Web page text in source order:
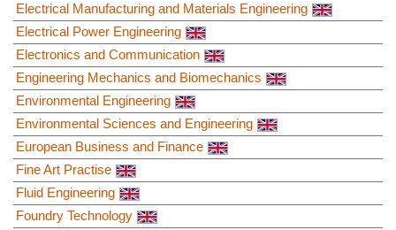
Electrical Manufacturing and Materials Engineering
Electrical Power Engineering
Electronics and Communication
Engineering Mechanics and Biomechanics
Environmental Engineering
Environmental Sciences and Engineering
European Business and Finance
Fine Art Practise
Fluid Engineering
Foundry Technology